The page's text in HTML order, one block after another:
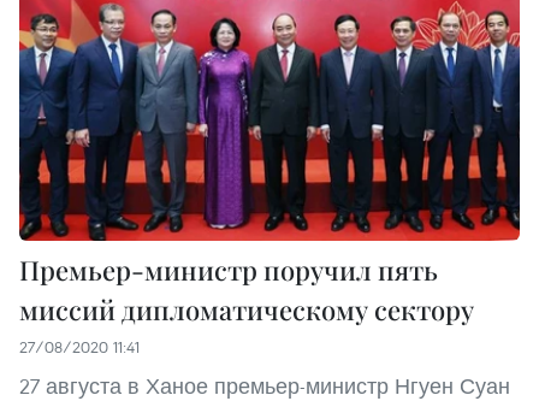
Премьер-министр поручил пять
миссий дипломатическому сектору
27/08/2020 11:41
27 августа в Ханое премьер-министр Нгуен Суан